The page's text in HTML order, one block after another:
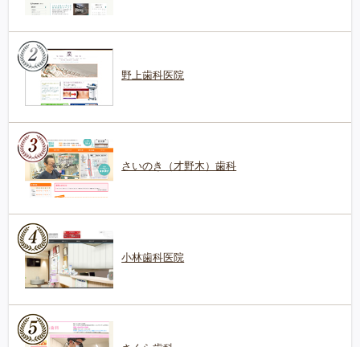
野上歯科医院
さいのき（才野木）歯科
小林歯科医院